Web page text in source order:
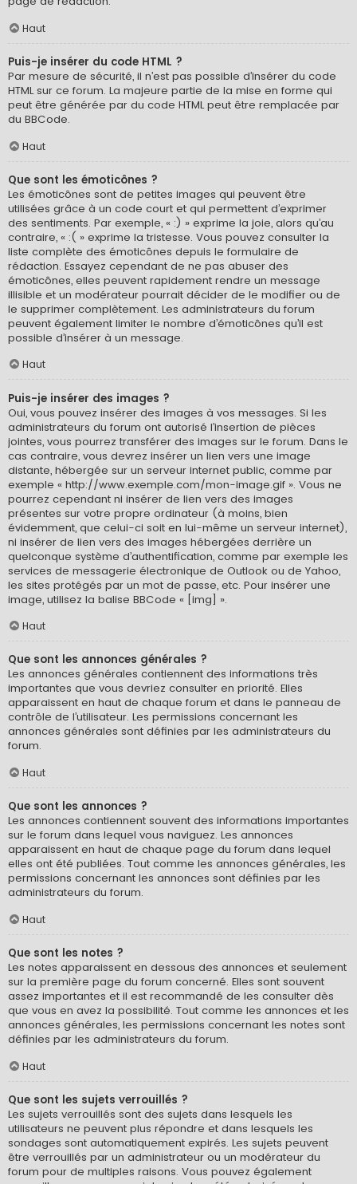
Haut
Puis-je insérer du code HTML ?
Par mesure de sécurité, il n’est pas possible d’insérer du code
HTML sur ce forum. La majeure partie de la mise en forme qui
peut être générée par du code HTML peut être remplacée par
du BBCode.
Haut
Que sont les émoticônes ?
Les émoticônes sont de petites images qui peuvent être
utilisées grâce à un code court et qui permettent d’exprimer
des sentiments. Par exemple, « :) » exprime la joie, alors qu’au
contraire, « :( » exprime la tristesse. Vous pouvez consulter la
liste complète des émoticônes depuis le formulaire de
rédaction. Essayez cependant de ne pas abuser des
émoticônes, elles peuvent rapidement rendre un message
illisible et un modérateur pourrait décider de le modifier ou de
le supprimer complètement. Les administrateurs du forum
peuvent également limiter le nombre d’émoticônes qu’il est
possible d’insérer à un message.
Haut
Puis-je insérer des images ?
Oui, vous pouvez insérer des images à vos messages. Si les
administrateurs du forum ont autorisé l’insertion de pièces
jointes, vous pourrez transférer des images sur le forum. Dans le
cas contraire, vous devrez insérer un lien vers une image
distante, hébergée sur un serveur internet public, comme par
exemple « http://www.exemple.com/mon-image.gif ». Vous ne
pourrez cependant ni insérer de lien vers des images
présentes sur votre propre ordinateur (à moins, bien
évidemment, que celui-ci soit en lui-même un serveur internet),
ni insérer de lien vers des images hébergées derrière un
quelconque système d’authentification, comme par exemple les
services de messagerie électronique de Outlook ou de Yahoo,
les sites protégés par un mot de passe, etc. Pour insérer une
image, utilisez la balise BBCode « [img] ».
Haut
Que sont les annonces générales ?
Les annonces générales contiennent des informations très
importantes que vous devriez consulter en priorité. Elles
apparaissent en haut de chaque forum et dans le panneau de
contrôle de l’utilisateur. Les permissions concernant les
annonces générales sont définies par les administrateurs du
forum.
Haut
Que sont les annonces ?
Les annonces contiennent souvent des informations importantes
sur le forum dans lequel vous naviguez. Les annonces
apparaissent en haut de chaque page du forum dans lequel
elles ont été publiées. Tout comme les annonces générales, les
permissions concernant les annonces sont définies par les
administrateurs du forum.
Haut
Que sont les notes ?
Les notes apparaissent en dessous des annonces et seulement
sur la première page du forum concerné. Elles sont souvent
assez importantes et il est recommandé de les consulter dès
que vous en avez la possibilité. Tout comme les annonces et les
annonces générales, les permissions concernant les notes sont
définies par les administrateurs du forum.
Haut
Que sont les sujets verrouillés ?
Les sujets verrouillés sont des sujets dans lesquels les
utilisateurs ne peuvent plus répondre et dans lesquels les
sondages sont automatiquement expirés. Les sujets peuvent
être verrouillés par un administrateur ou un modérateur du
forum pour de multiples raisons. Vous pouvez également